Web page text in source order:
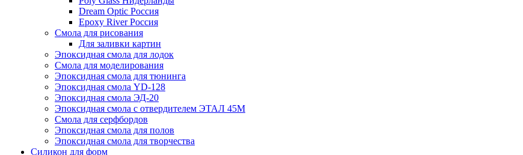
Dream Optic Россия
Epoxy River Россия
Смола для рисования
Для заливки картин
Эпоксидная смола для лодок
Смола для моделирования
Эпоксидная смола для тюнинга
Эпоксидная смола YD-128
Эпоксидная смола ЭД-20
Эпоксидная смола с отвердителем ЭТАЛ 45М
Смола для серфбордов
Эпоксидная смола для полов
Эпоксидная смола для творчества
Силикон для форм